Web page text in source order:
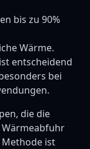
bis zu 90%
Wärme.
entscheidend
bei
die die
ist